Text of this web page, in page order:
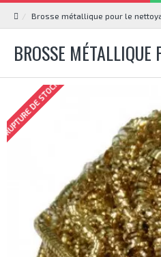
Brosse métallique pour le
BROSSE
RUPTURE DE STOCK